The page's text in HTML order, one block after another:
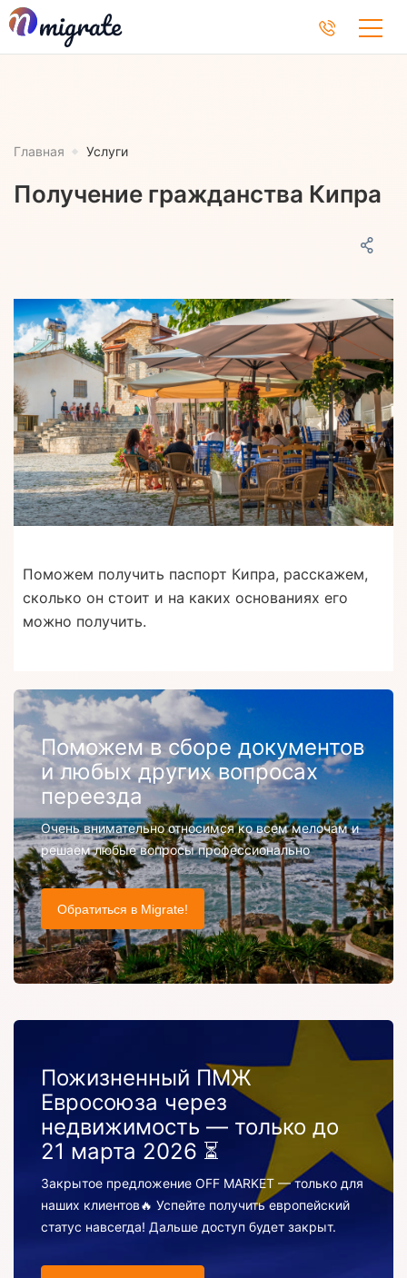
Главная Услуги
Получение гражданства Кипра
Поможем получить паспорт Кипра, расскажем,
сколько он стоит и на каких основаниях его
можно получить.
Поможем в сборе документов
и любых других вопросах
переезда
Очень внимательно относимся ко всем мелочам и
решаем любые вопросы профессионально
Обратиться в Migrate!
Пожизненный ПМЖ
Евросоюза через
недвижимость — только до
21 марта 2026 ⏳
Закрытое предложение OFF MARKET — только для
наших клиентов🔥 Успейте получить европейский
статус навсегда! Дальше доступ будет закрыт.